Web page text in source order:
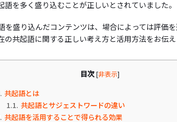
を多く盛り込むことが正しいとされていました。
を盛り込んだコンテンツは、場合によっては評価
共起語に関する正しい考え方と活用方法をお伝え
目次 [非表示]
共起語とは
1.1 共起語とサジェストワードの違い
共起語を活用することで得られる効果